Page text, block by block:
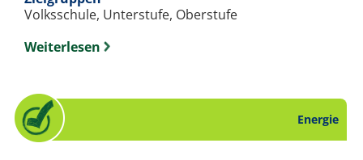
Volksschule, Unterstufe, Oberstufe
Weiterlesen
Energie